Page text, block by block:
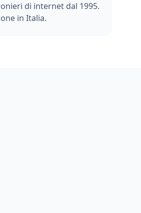
di internet dal 1995.
in Italia.